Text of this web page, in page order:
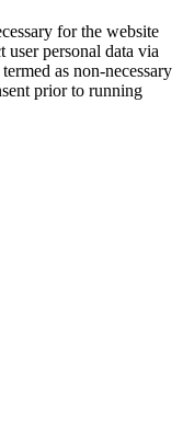
for the website
personal data via
as non-necessary
prior to running